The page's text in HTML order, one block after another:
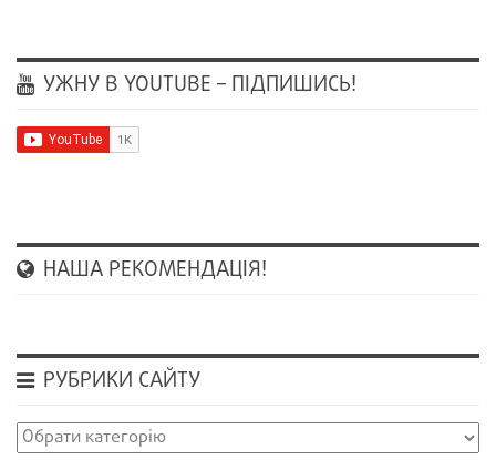
УЖНУ В YOUTUBE – ПІДПИШИСЬ!
НАША РЕКОМЕНДАЦІЯ!
РУБРИКИ САЙТУ
Рубрики